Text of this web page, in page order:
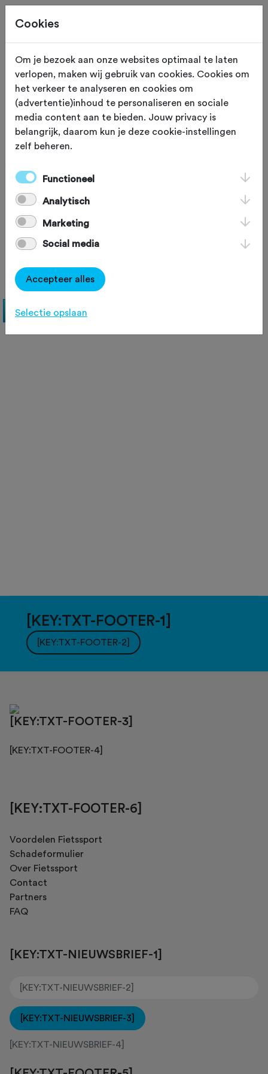
Site staat in teststand
XS
ETEN EN DRINKEN
Bar Gidon
Zin in een Kwaremont? Bij 'Bar Gidon'
kan je tijdens jouw ride terecht voor
een frisse Kwaremont. Uiteraard staat
de koffie ook klaar. URL: Bezoek ons op
facebook, Bar Gidon TEL: +32 477 59
[KEY:TXT-FOOTER-1]
[KEY:TXT-FOOTER-2]
[KEY:TXT-FOOTER-3]
[KEY:TXT-FOOTER-4]
[KEY:TXT-FOOTER-6]
Voordelen Fietssport
Schadeformulier
Over Fietssport
Contact
Partners
FAQ
[KEY:TXT-NIEUWSBRIEF-1]
[KEY:TXT-NIEUWSBRIEF-3]
[KEY:TXT-NIEUWSBRIEF-4]
Cookies
Om je bezoek aan onze websites optimaal te laten
verlopen, maken wij gebruik van cookies. Cookies om
het verkeer te analyseren en cookies om
(advertentie)inhoud te personaliseren en sociale
media content aan te bieden. Jouw privacy is
belangrijk, daarom kun je deze cookie-instellingen
zelf beheren.
Functioneel
Analytisch
Marketing
Social media
Accepteer alles
Selectie opslaan